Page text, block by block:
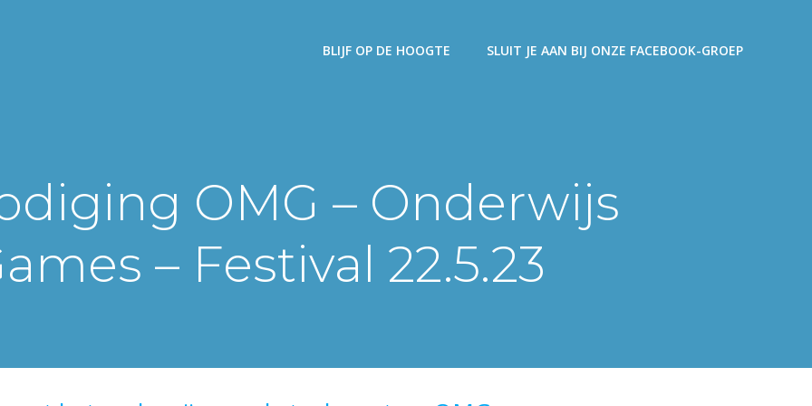
BLIJF OP DE HOOGTE SLUIT JE AAN BIJ ONZE FACEBOOK-GROEP
OMG – Onderwijs
– Festival 22.5.23